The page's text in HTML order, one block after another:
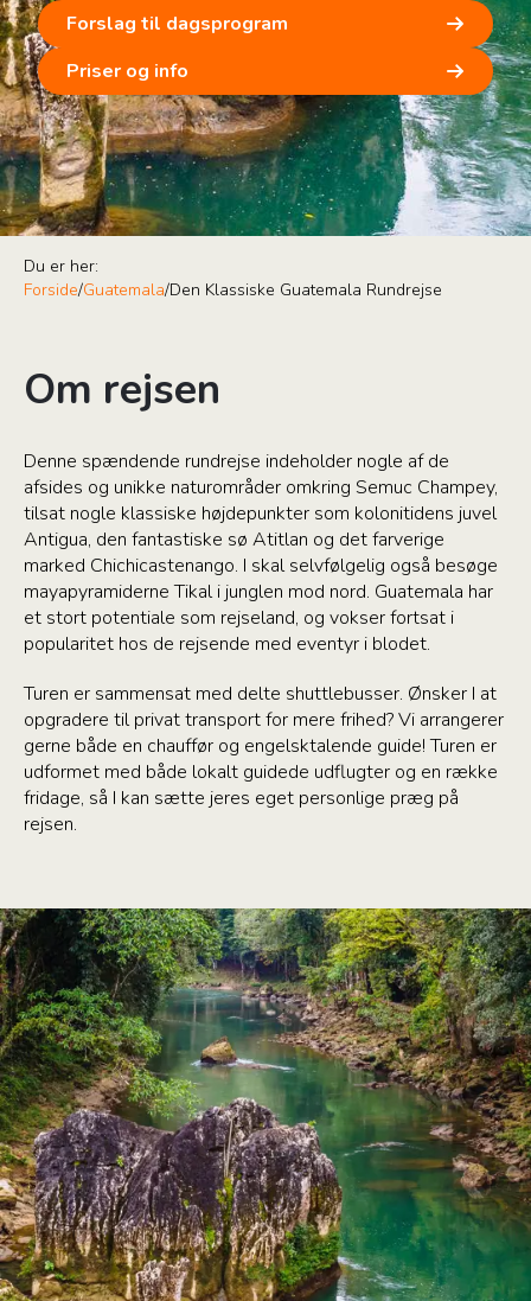
Forslag til dagsprogram
Priser og info
Du er her:
Forside/Guatemala/Den Klassiske Guatemala Rundrejse
Om rejsen
Denne spændende rundrejse indeholder nogle af de
afsides og unikke naturområder omkring Semuc Champey,
tilsat nogle klassiske højdepunkter som kolonitidens juvel
Antigua, den fantastiske sø Atitlan og det farverige
marked Chichicastenango. I skal selvfølgelig også besøge
mayapyramiderne Tikal i junglen mod nord. Guatemala har
et stort potentiale som rejseland, og vokser fortsat i
popularitet hos de rejsende med eventyr i blodet.
Turen er sammensat med delte shuttlebusser. Ønsker I at
opgradere til privat transport for mere frihed? Vi arrangerer
gerne både en chauffør og engelsktalende guide! Turen er
udformet med både lokalt guidede udflugter og en række
fridage, så I kan sætte jeres eget personlige præg på
rejsen.